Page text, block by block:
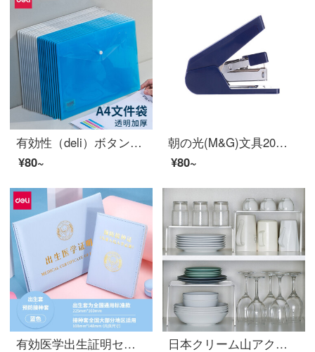
有効性（deli）ボタン付きの書類袋A 4透明なファイル袋のプラスチックの袋のファスナー袋の資料袋のボタン付き袋10枚入り（8308）
¥80~
朝の光(M&G)文具20ページ/12葃青のホッチキスミニ省力ホッチキス型事務用品単体ABS 916 Q 3 B
¥80~
有効医学出生証明セット予防接種セット赤ちゃん用アニメベビーカバー新生児出生証カバーとワクチン本子供予防接種証ジャケット出生証明＋予防接種証【青】
日本クリーム山アクリルラック化粧品U型拡大棚台所のテーブルに穴なし仕切棚冷蔵庫透明層収納棚アクリル分離棚（26*17.5*16 cm）